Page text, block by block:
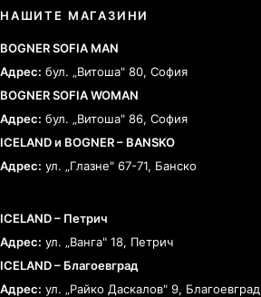
НАШИТЕ МАГАЗИНИ
BOGNER SOFIA MAN
Адрес: бул. „Витоша" 80, София
BOGNER SOFIA WOMAN
Адрес: бул. „Витоша" 86, София
ICELAND и BOGNER – BANSKO
Адрес: ул. „Глазне" 67-71, Банско
ICELAND – Петрич
Адрес: ул. „Ванга" 18, Петрич
ICELAND – Благоевград
Адрес: ул. „Райко Даскалов" 9, Благоевград